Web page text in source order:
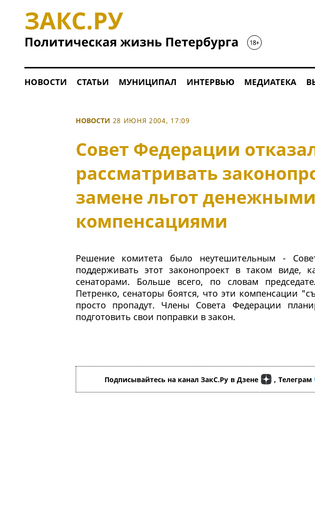
НОВОСТИ СТАТЬИ МУНИЦИПАЛ ИНТЕРВЬЮ МЕДИАТЕКА
НОВОСТИ 28 ИЮНЯ 2004, 17:09
Совет Федерации
рассматривать
замене льгот денежными
компенсациями
Решение комитета было неутешительным -
поддерживать этот законопроект в таком виде,
сенаторами. Больше всего, по словам
Петренко, сенаторы боятся, что эти компенсации
просто пропадут. Члены Совета Федерации
подготовить свои поправки в закон.
Подписывайтесь на канал ЗакС.Ру в Дзене , Телеграм